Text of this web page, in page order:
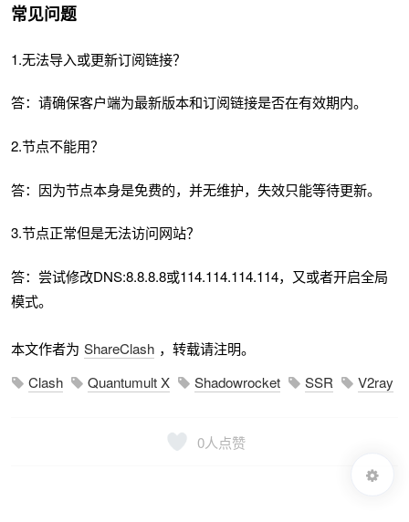
常见问题
1.无法导入或更新订阅链接？
答：请确保客户端为最新版本和订阅链接是否在有效期内。
2.节点不能用？
答：因为节点本身是免费的，并无维护，失效只能等待更新。
3.节点正常但是无法访问网站？
答：尝试修改DNS:8.8.8.8或114.114.114.114，又或者开启全局
模式。
本文作者为 ShareClash ，转载请注明。
Clash
Quantumult X Shadowrocket SSR V2ray
0人点赞